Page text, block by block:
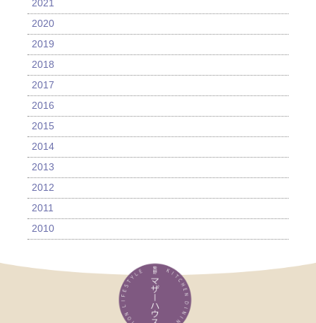
2021
2020
2019
2018
2017
2016
2015
2014
2013
2012
2011
2010